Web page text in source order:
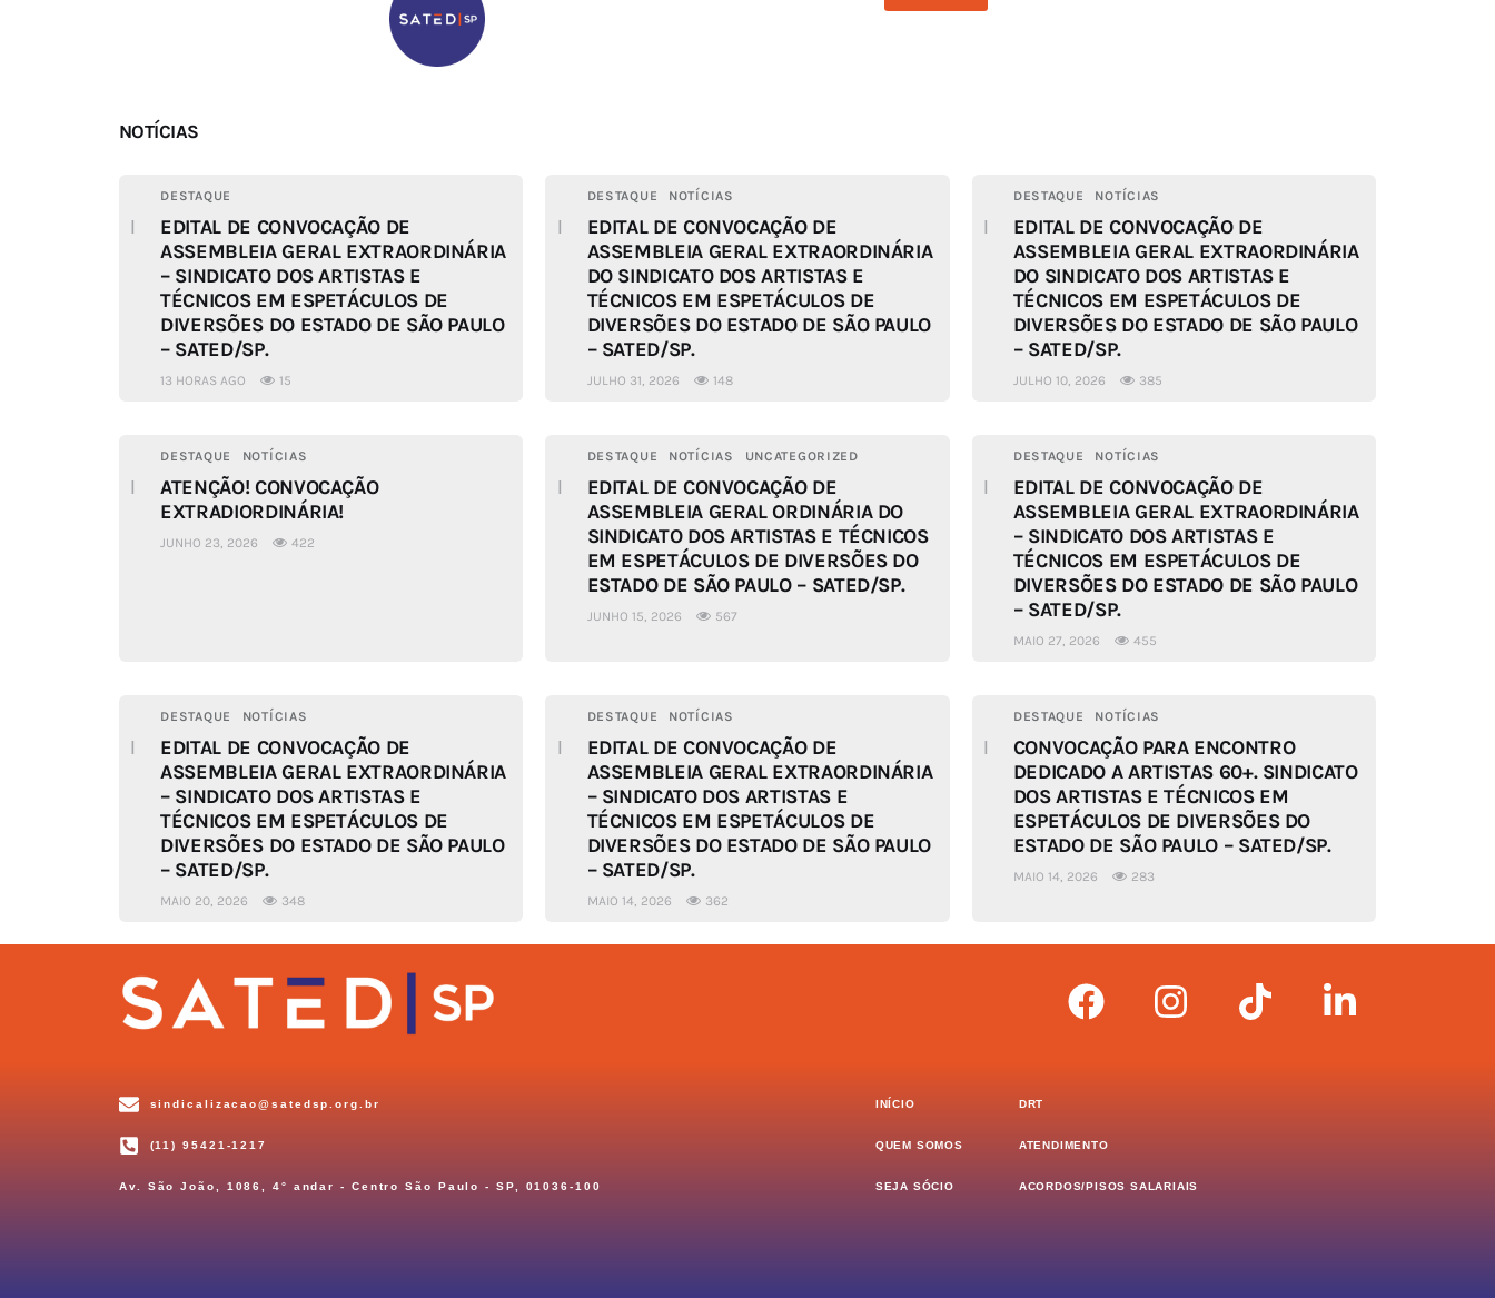
NOTÍCIAS
DESTAQUE
EDITAL DE CONVOCAÇÃO DE
ASSEMBLEIA GERAL EXTRAORDINÁRIA
– SINDICATO DOS ARTISTAS E
TÉCNICOS EM ESPETÁCULOS DE
DIVERSÕES DO ESTADO DE SÃO PAULO
– SATED/SP.
13 HORAS AGO 15
DESTAQUE NOTÍCIAS
EDITAL DE CONVOCAÇÃO DE
ASSEMBLEIA GERAL EXTRAORDINÁRIA
DO SINDICATO DOS ARTISTAS E
TÉCNICOS EM ESPETÁCULOS DE
DIVERSÕES DO ESTADO DE SÃO PAULO
– SATED/SP.
JULHO 31, 2026 148
DESTAQUE NOTÍCIAS
EDITAL DE CONVOCAÇÃO DE
ASSEMBLEIA GERAL EXTRAORDINÁRIA
DO SINDICATO DOS ARTISTAS E
TÉCNICOS EM ESPETÁCULOS DE
DIVERSÕES DO ESTADO DE SÃO PAULO
– SATED/SP.
JULHO 10, 2026 385
DESTAQUE NOTÍCIAS
ATENÇÃO! CONVOCAÇÃO
EXTRADIORDINÁRIA!
JUNHO 23, 2026 422
DESTAQUE NOTÍCIAS UNCATEGORIZED
EDITAL DE CONVOCAÇÃO DE
ASSEMBLEIA GERAL ORDINÁRIA DO
SINDICATO DOS ARTISTAS E TÉCNICOS
EM ESPETÁCULOS DE DIVERSÕES DO
ESTADO DE SÃO PAULO – SATED/SP.
JUNHO 15, 2026 567
DESTAQUE NOTÍCIAS
EDITAL DE CONVOCAÇÃO DE
ASSEMBLEIA GERAL EXTRAORDINÁRIA
– SINDICATO DOS ARTISTAS E
TÉCNICOS EM ESPETÁCULOS DE
DIVERSÕES DO ESTADO DE SÃO PAULO
– SATED/SP.
MAIO 27, 2026 455
DESTAQUE NOTÍCIAS
EDITAL DE CONVOCAÇÃO DE
ASSEMBLEIA GERAL EXTRAORDINÁRIA
– SINDICATO DOS ARTISTAS E
TÉCNICOS EM ESPETÁCULOS DE
DIVERSÕES DO ESTADO DE SÃO PAULO
– SATED/SP.
MAIO 20, 2026 348
DESTAQUE NOTÍCIAS
EDITAL DE CONVOCAÇÃO DE
ASSEMBLEIA GERAL EXTRAORDINÁRIA
– SINDICATO DOS ARTISTAS E
TÉCNICOS EM ESPETÁCULOS DE
DIVERSÕES DO ESTADO DE SÃO PAULO
– SATED/SP.
MAIO 14, 2026 362
DESTAQUE NOTÍCIAS
CONVOCAÇÃO PARA ENCONTRO
DEDICADO A ARTISTAS 60+. SINDICATO
DOS ARTISTAS E TÉCNICOS EM
ESPETÁCULOS DE DIVERSÕES DO
ESTADO DE SÃO PAULO – SATED/SP.
MAIO 14, 2026 283
sindicalizacao@satedsp.org.br
(11) 95421-1217
Av. São João, 1086, 4° andar - Centro São Paulo - SP, 01036-100
INÍCIO
QUEM SOMOS
SEJA SÓCIO
DRT
ATENDIMENTO
ACORDOS/PISOS SALARIAIS